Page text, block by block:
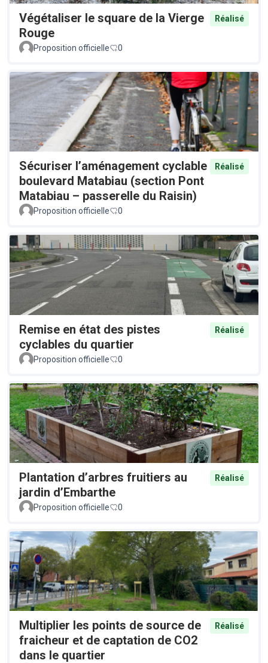
Végétaliser le square de la Vierge
Rouge
Réalisé
Proposition officielle 0
Sécuriser l’aménagement cyclable
boulevard Matabiau (section Pont
Matabiau – passerelle du Raisin)
Réalisé
Proposition officielle 0
Remise en état des pistes
cyclables du quartier
Réalisé
Proposition officielle 0
Plantation d’arbres fruitiers au
jardin d’Embarthe
Réalisé
Proposition officielle 0
Multiplier les points de source de
fraicheur et de captation de CO2
dans le quartier
Réalisé